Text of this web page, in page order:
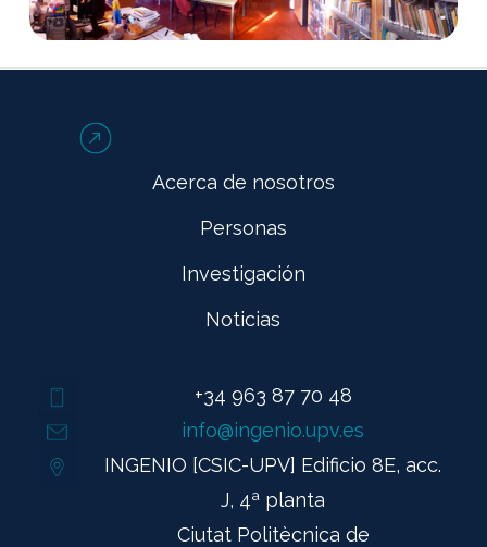
Acerca de nosotros
Personas
Investigación
Noticias
+34 963 87 70 48
info@ingenio.upv.es
INGENIO [CSIC-UPV] Edificio 8E, acc.
J, 4ª planta
Ciutat Politècnica de